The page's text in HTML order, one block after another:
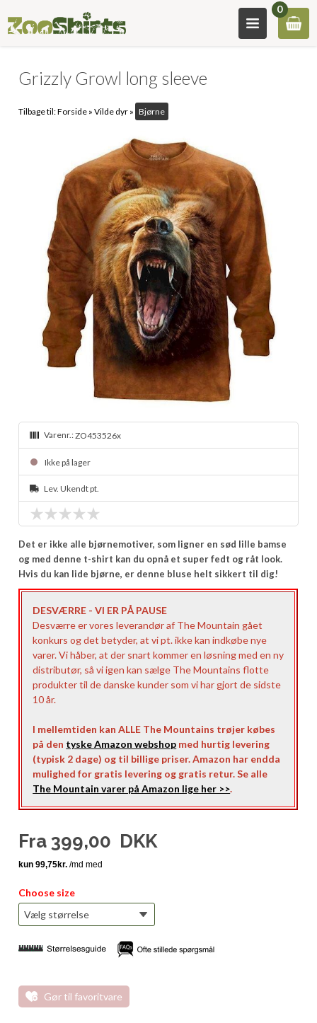
0
Grizzly Growl long sleeve
Tilbage til:Forside »Vilde dyr » Bjørne
Varenr.:ZO453526x
Ikke på lager
Lev. Ukendt pt.
Det er ikke alle bjørnemotiver, som ligner en sød lille bamse
og med denne t-shirt kan du opnå et super fedt og råt look.
Hvis du kan lide bjørne, er denne bluse helt sikkert til dig!
DESVÆRRE - VI ER PÅ PAUSE
Desværre er vores leverandør af The Mountain gået
konkurs og det betyder, at vi pt. ikke kan indkøbe nye
varer. Vi håber, at der snart kommer en løsning med en ny
distributør, så vi igen kan sælge The Mountains flotte
produkter til de danske kunder som vi har gjort de sidste
10 år.
I mellemtiden kan ALLE The Mountains trøjer købes
på den tyske Amazon webshop med hurtig levering
(typisk 2 dage) og til billige priser. Amazon har endda
mulighed for gratis levering og gratis retur. Se alle
The Mountain varer på Amazon lige her >>.
Fra 399,00 DKK
Choose size
Gør til favoritvare